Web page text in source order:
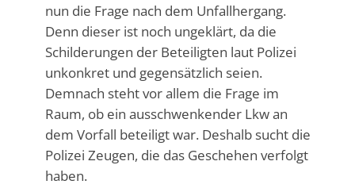
nun die Frage nach dem Unfallhergang.
Denn dieser ist noch ungeklärt, da die
Schilderungen der Beteiligten laut Polizei
unkonkret und gegensätzlich seien.
Demnach steht vor allem die Frage im
Raum, ob ein ausschwenkender Lkw an
dem Vorfall beteiligt war. Deshalb sucht die
Polizei Zeugen, die das Geschehen verfolgt
haben.